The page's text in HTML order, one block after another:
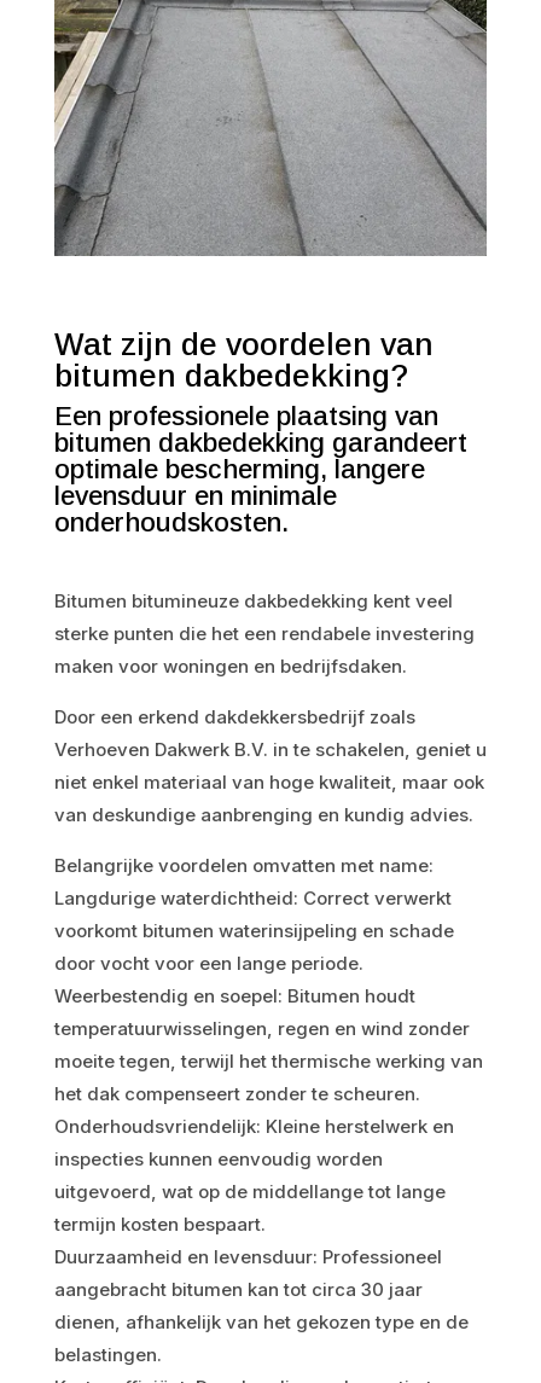
Wat zijn de voordelen van
bitumen dakbedekking?
Een professionele plaatsing van
bitumen dakbedekking garandeert
optimale bescherming, langere
levensduur en minimale
onderhoudskosten.
Bitumen bitumineuze dakbedekking kent veel
sterke punten die het een rendabele investering
maken voor woningen en bedrijfsdaken.
Door een erkend dakdekkersbedrijf zoals
Verhoeven Dakwerk B.V. in te schakelen, geniet u
niet enkel materiaal van hoge kwaliteit, maar ook
van deskundige aanbrenging en kundig advies.
Belangrijke voordelen omvatten met name:
Langdurige waterdichtheid: Correct verwerkt
voorkomt bitumen waterinsijpeling en schade
door vocht voor een lange periode.
Weerbestendig en soepel: Bitumen houdt
temperatuurwisselingen, regen en wind zonder
moeite tegen, terwijl het thermische werking van
het dak compenseert zonder te scheuren.
Onderhoudsvriendelijk: Kleine herstelwerk en
inspecties kunnen eenvoudig worden
uitgevoerd, wat op de middellange tot lange
termijn kosten bespaart.
Duurzaamheid en levensduur: Professioneel
aangebracht bitumen kan tot circa 30 jaar
dienen, afhankelijk van het gekozen type en de
belastingen.